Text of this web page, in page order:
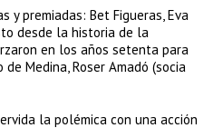
premiadas: Bet Figueras, Eva
desde la historia de la
en los años setenta para
Medina, Roser Amadó (socia
la polémica con una acción